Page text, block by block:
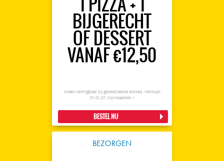
BIJGERECHT
OF DESSERT
VANAF €12,50
Alleen verkrijgbaar bij geselecteerde winkels. Verloopt
01-01-27. Voorwaarden >
BESTEL NU
BEZORGEN